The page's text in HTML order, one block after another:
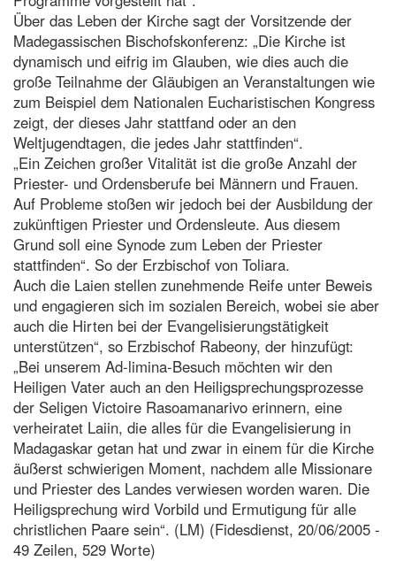
Über das Leben der Kirche sagt der Vorsitzende der
Madegassischen Bischofskonferenz: „Die Kirche ist
dynamisch und eifrig im Glauben, wie dies auch die
große Teilnahme der Gläubigen an Veranstaltungen wie
zum Beispiel dem Nationalen Eucharistischen Kongress
zeigt, der dieses Jahr stattfand oder an den
Weltjugendtagen, die jedes Jahr stattfinden“.
„Ein Zeichen großer Vitalität ist die große Anzahl der
Priester- und Ordensberufe bei Männern und Frauen.
Auf Probleme stoßen wir jedoch bei der Ausbildung der
zukünftigen Priester und Ordensleute. Aus diesem
Grund soll eine Synode zum Leben der Priester
stattfinden“. So der Erzbischof von Toliara.
Auch die Laien stellen zunehmende Reife unter Beweis
und engagieren sich im sozialen Bereich, wobei sie aber
auch die Hirten bei der Evangelisierungstätigkeit
unterstützen“, so Erzbischof Rabeony, der hinzufügt:
„Bei unserem Ad-limina-Besuch möchten wir den
Heiligen Vater auch an den Heiligsprechungsprozesse
der Seligen Victoire Rasoamanarivo erinnern, eine
verheiratet Laiin, die alles für die Evangelisierung in
Madagaskar getan hat und zwar in einem für die Kirche
äußerst schwierigen Moment, nachdem alle Missionare
und Priester des Landes verwiesen worden waren. Die
Heiligsprechung wird Vorbild und Ermutigung für alle
christlichen Paare sein“. (LM) (Fidesdienst, 20/06/2005 -
49 Zeilen, 529 Worte)